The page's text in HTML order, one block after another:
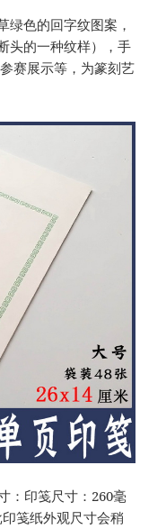
绿色的回字纹图案，
头的一种纹样），手
赛展示等，为篆刻艺
：印笺尺寸：260毫
笺纸外观尺寸会稍